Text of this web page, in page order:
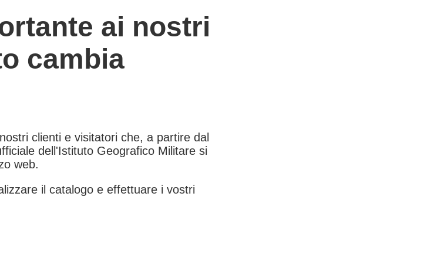
ai nostri
cambia
clienti e visitatori che, a partire dal
dell'Istituto Geografico Militare si
web.
il catalogo e effettuare i vostri